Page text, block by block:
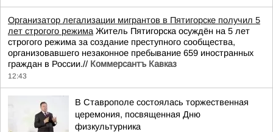
Организатор легализации мигрантов в Пятигорске получил 5
лет строгого режима Житель Пятигорска осуждён на 5 лет
строгого режима за создание преступного сообщества,
организовавшего незаконное пребывание 659 иностранных
граждан в России.// Коммерсантъ Кавказ
12:43
В Ставрополе состоялась торжественная
церемония, посвященная Дню
физкультурника